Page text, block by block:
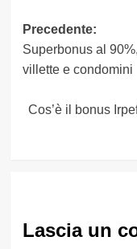
articolo
Precedente:
Superbonus al
villette e condomini
Cos’è il bonus
Lascia un